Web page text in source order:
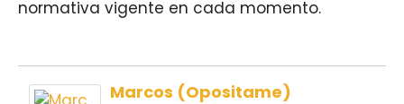
normativa vigente en cada momento.
Marcos (Opositame)